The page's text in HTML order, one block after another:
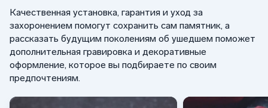
Качественная установка, гарантия и уход за
захоронением помогут сохранить сам памятник, а
рассказать будущим поколениям об ушедшем поможет
дополнительная гравировка и декоративные
оформление, которое вы подбираете по своим
предпочтениям.